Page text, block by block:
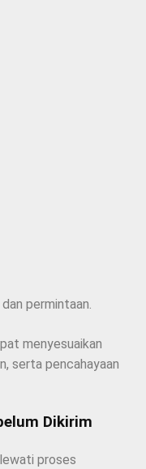
permintaan.
menyesuaikan
serta pencahayaan
Dikirim
proses